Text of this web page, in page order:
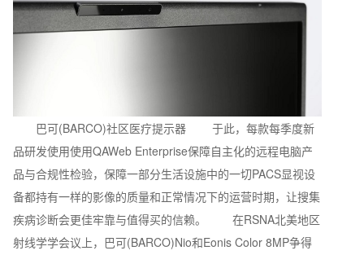
巴可(BARCO)社区医疗提示器 于此，每款每季度新
品研发使用使用QAWeb Enterprise保障自主化的远程电脑产
品与合规性检验，保障一部分生活设施中的一切PACS显视设
备都持有一样的影像的质量和正常情况下的运营时期，让搜集
疾病诊断会更佳牢靠与值得买的信赖。 在RSNA北美地区
射线学学会议上，巴可(BARCO)Nio和Eonis Color 8MP争得